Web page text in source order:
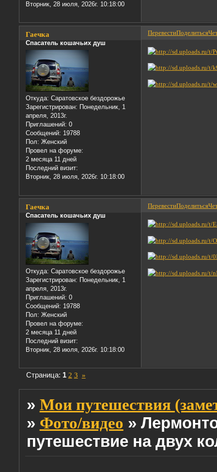
Вторник, 28 июля, 2026г. 10:18:00
ПеревестиПоделиться
Гаечка
Спасатель кошачьих душ
Откуда: Саратовское бездорожье
Зарегистрирован: Понедельник, 1
апреля, 2013г.
Приглашений: 0
Сообщений: 19788
Пол: Женский
Провел на форуме:
2 месяца 11 дней
Последний визит:
Вторник, 28 июля, 2026г. 10:18:00
ПеревестиПоделиться
Гаечка
Спасатель кошачьих душ
Откуда: Саратовское бездорожье
Зарегистрирован: Понедельник, 1
апреля, 2013г.
Приглашений: 0
Сообщений: 19788
Пол: Женский
Провел на форуме:
2 месяца 11 дней
Последний визит:
Вторник, 28 июля, 2026г. 10:18:00
Страница: 1 2 3 »
» Мои путешествия
» Фото/видео »
путешествие на двух